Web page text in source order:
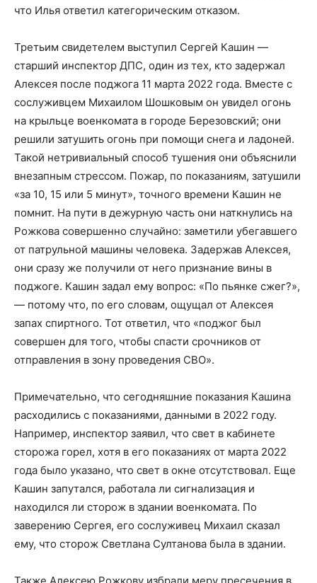
что Илья ответил категорическим отказом.
Третьим свидетелем выступил Сергей Кашин —
старший инспектор ДПС, один из тех, кто задержал
Алексея после поджога 11 марта 2022 года. Вместе с
сослуживцем Михаилом Шошковым он увидел огонь
на крыльце военкомата в городе Березовский; они
решили затушить огонь при помощи снега и ладоней.
Такой нетривиальный способ тушения они объяснили
внезапным стрессом. Пожар, по показаниям, затушили
«за 10, 15 или 5 минут», точного времени Кашин не
помнит. На пути в дежурную часть они наткнулись на
Рожкова совершенно случайно: заметили убегавшего
от патрульной машины человека. Задержав Алексея,
они сразу же получили от него признание вины в
поджоге. Кашин задал ему вопрос: «По пьянке сжег?»,
— потому что, по его словам, ощущал от Алексея
запах спиртного. Тот ответил, что «поджог был
совершен для того, чтобы спасти срочников от
отправления в зону проведения СВО».
Примечательно, что сегодняшние показания Кашина
расходились с показаниями, данными в 2022 году.
Например, инспектор заявил, что свет в кабинете
сторожа горел, хотя в его показаниях от марта 2022
года было указано, что свет в окне отсутствовал. Еще
Кашин запутался, работала ли сигнализация и
находился ли сторож в здании военкомата. По
заверению Сергея, его сослуживец Михаил сказал
ему, что сторож Светлана Султанова была в здании.